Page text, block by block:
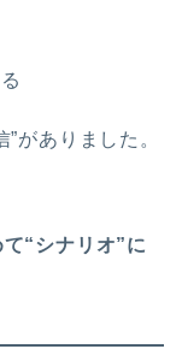
がありました。
“シナリオ”に